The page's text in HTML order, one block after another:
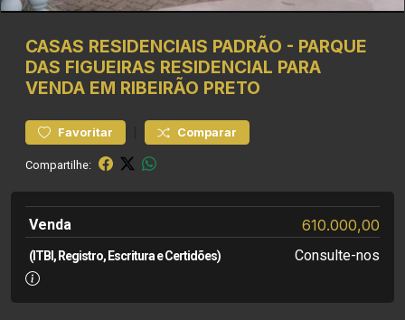
CASAS RESIDENCIAIS PADRÃO - PARQUE
DAS FIGUEIRAS RESIDENCIAL PARA
VENDA EM RIBEIRÃO PRETO
Favoritar Comparar
Compartilhe:
Venda 610.000,00
(ITBI, Registro, Escritura e Certidões) Consulte-nos